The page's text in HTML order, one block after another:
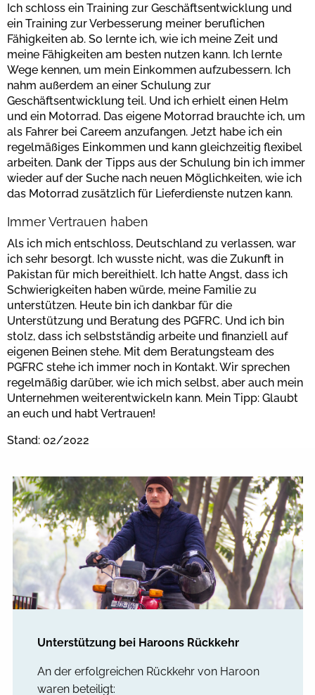
Ich schloss ein Training zur Geschäftsentwicklung und
ein Training zur Verbesserung meiner beruflichen
Fähigkeiten ab. So lernte ich, wie ich meine Zeit und
meine Fähigkeiten am besten nutzen kann. Ich lernte
Wege kennen, um mein Einkommen aufzubessern. Ich
nahm außerdem an einer Schulung zur
Geschäftsentwicklung teil. Und ich erhielt einen Helm
und ein Motorrad. Das eigene Motorrad brauchte ich, um
als Fahrer bei Careem anzufangen. Jetzt habe ich ein
regelmäßiges Einkommen und kann gleichzeitig flexibel
arbeiten. Dank der Tipps aus der Schulung bin ich immer
wieder auf der Suche nach neuen Möglichkeiten, wie ich
das Motorrad zusätzlich für Lieferdienste nutzen kann.
Immer Vertrauen haben
Als ich mich entschloss, Deutschland zu verlassen, war
ich sehr besorgt. Ich wusste nicht, was die Zukunft in
Pakistan für mich bereithielt. Ich hatte Angst, dass ich
Schwierigkeiten haben würde, meine Familie zu
unterstützen. Heute bin ich dankbar für die
Unterstützung und Beratung des PGFRC. Und ich bin
stolz, dass ich selbstständig arbeite und finanziell auf
eigenen Beinen stehe. Mit dem Beratungsteam des
PGFRC stehe ich immer noch in Kontakt. Wir sprechen
regelmäßig darüber, wie ich mich selbst, aber auch mein
Unternehmen weiterentwickeln kann. Mein Tipp: Glaubt
an euch und habt Vertrauen!
Stand: 02/2022
Unterstützung bei Haroons Rückkehr
An der erfolgreichen Rückkehr von Haroon
waren beteiligt: